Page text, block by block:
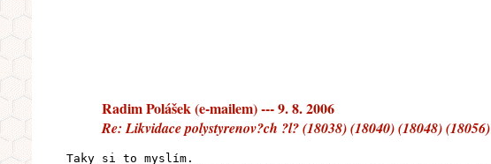
Radim Polášek (e-mailem) --- 9. 8. 2006
Re: Likvidace polystyrenov?ch ?l? (18038) (18040) (18048) (18056)
Taky si to myslím.